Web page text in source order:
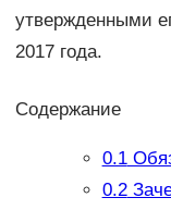
утвержденными
2017 года.
Содержание
0.1
0.2